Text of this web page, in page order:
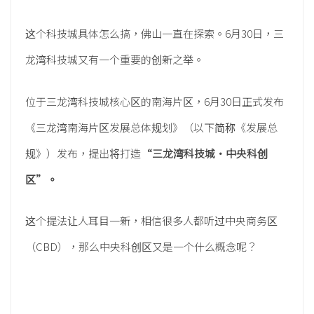
这个科技城具体怎么搞，佛山一直在探索。6月30日，三
龙湾科技城又有一个重要的创新之举。
位于三龙湾科技城核心区的南海片区，6月30日正式发布
《三龙湾南海片区发展总体规划》（以下简称《发展总
规》）发布，提出将打造 “三龙湾科技城•中央科创
区”。
这个提法让人耳目一新，相信很多人都听过中央商务区
（CBD），那么中央科创区又是一个什么概念呢？